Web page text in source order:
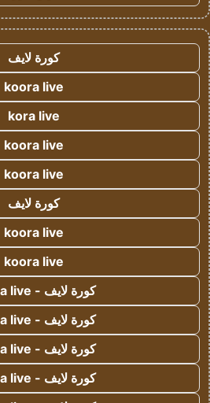
كورة لايف
koora live
kora live
koora live
koora live
كورة لايف
koora live
koora live
كورة لايف - koora live
كورة لايف - koora live
كورة لايف - koora live
كورة لايف - koora live